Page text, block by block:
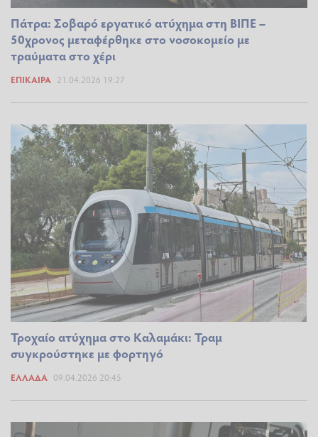
Πάτρα: Σοβαρό εργατικό ατύχημα στη ΒΙΠΕ –
50χρονος μεταφέρθηκε στο νοσοκομείο με
τραύματα στο χέρι
ΕΠΊΚΑΙΡΑ 21.04.2026 19:27
Τροχαίο ατύχημα στο Καλαμάκι: Τραμ
συγκρούστηκε με φορτηγό
ΕΛΛΆΔΑ 09.04.2026 20:45